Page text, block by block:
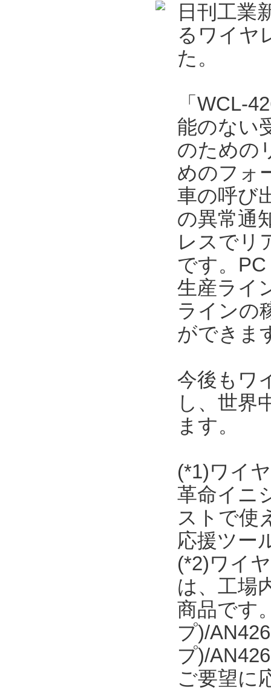
日刊工業
るワイヤ
た。
「WCL-
能のない
のための
めのフォ
車の呼び
の異常通
レスでリ
です。
生産ライ
ラインの
ができま
今後もワ
し、世界
ます。
(*1)ワイ
革命イニ
ストで使
応援ツー
(*2)ワイ
は、工場
商品です
プ)/
プ)/
ご要望に